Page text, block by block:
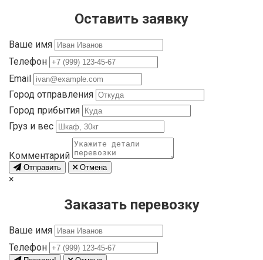
Оставить заявку
Ваше имя
Телефон
Email
Город отправления
Город прибытия
Груз и вес
Комментарий
Отправить Отмена
×
Заказать перевозку
Ваше имя
Телефон